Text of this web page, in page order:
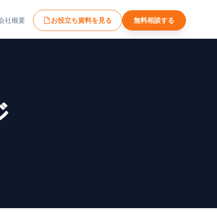
社概要 お役立ち資料を見る 無料相談する